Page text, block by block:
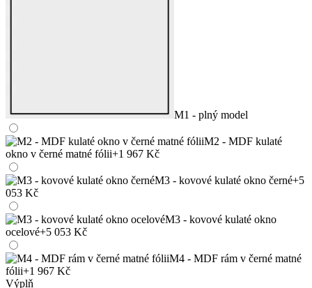
M1 - plný model
M2 - MDF kulaté
okno v černé matné fólii+1 967 Kč
M3 - kovové kulaté okno černé+5
053 Kč
M3 - kovové kulaté okno
ocelové+5 053 Kč
M4 - MDF rám v černé matné
fólii+1 967 Kč
Výplň